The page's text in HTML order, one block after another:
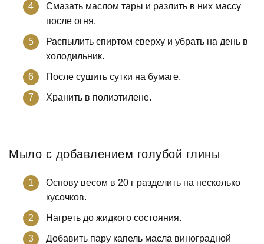
Смазать маслом тары и разлить в них массу
после огня.
Распылить спиртом сверху и убрать на день в
холодильник.
После сушить сутки на бумаге.
Хранить в полиэтилене.
Мыло с добавлением голубой глины
Основу весом в 20 г разделить на несколько
кусочков.
Нагреть до жидкого состояния.
Добавить пару капель масла виноградной